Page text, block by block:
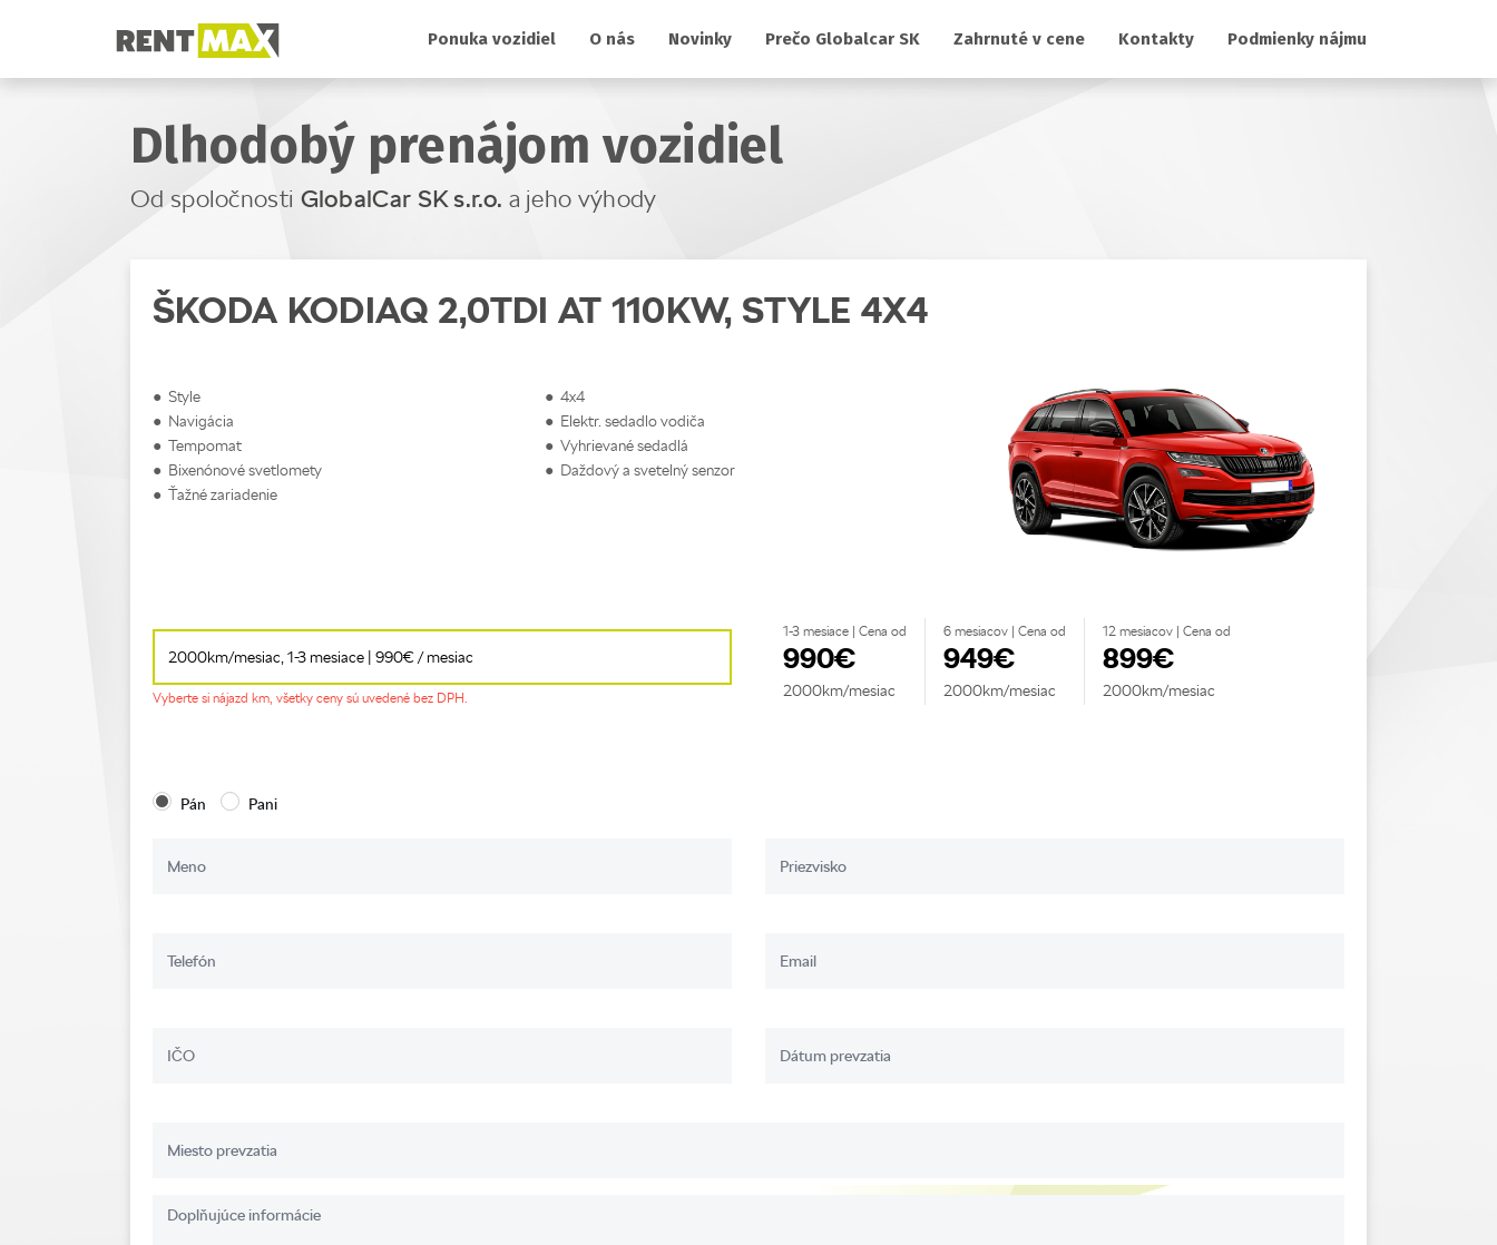
Ponuka vozidiel O nás Novinky Prečo Globalcar SK Zahrnuté v cene Kontakty Podmienky nájmu
Dlhodobý prenájom vozidiel
Od spoločnosti GlobalCar SK s.r.o. a jeho výhody
ŠKODA KODIAQ 2,0TDI AT 110KW, STYLE 4X4
● Style
● 4x4
● Navigácia
● Elektr. sedadlo vodiča
● Tempomat
● Vyhrievané sedadlá
● Bixenónové svetlomety
● Daždový a svetelný senzor
● Ťažné zariadenie
Vyberte si nájazd km, všetky ceny sú uvedené bez DPH.
1-3 mesiace | Cena od
990€
2000km/mesiac
6 mesiacov | Cena od
949€
2000km/mesiac
12 mesiacov | Cena od
899€
2000km/mesiac
Pán Pani